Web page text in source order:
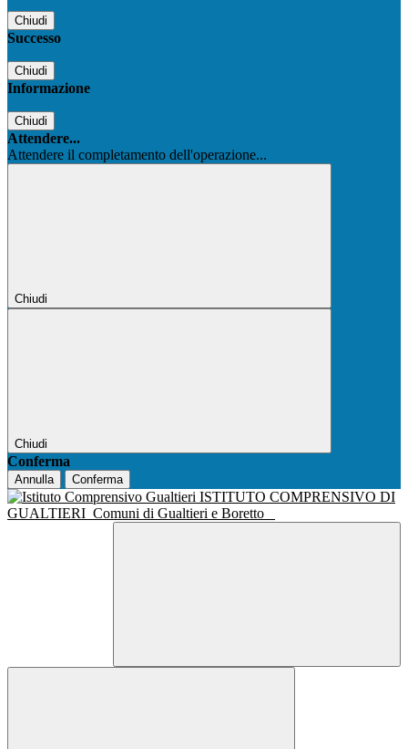
Chiudi
Successo
Chiudi
Informazione
Chiudi
Attendere...
Attendere il completamento dell'operazione...
Chiudi
Chiudi
Conferma
Annulla Conferma
ISTITUTO COMPRENSIVO DI
GUALTIERI Comuni di Gualtieri e Boretto